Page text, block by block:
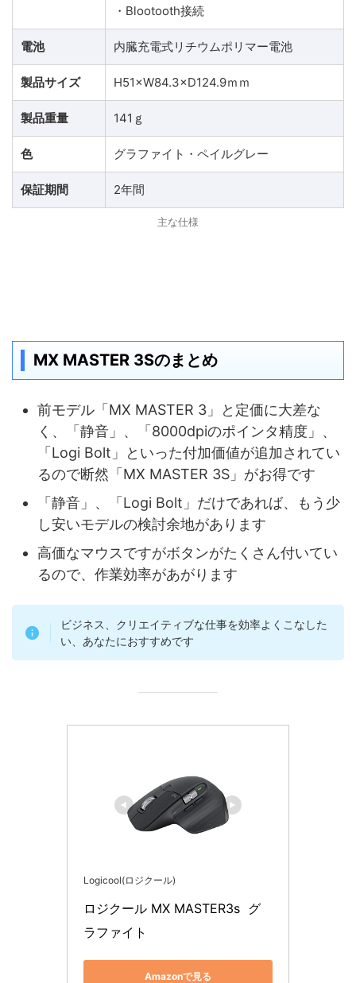
・Blootooth接続
電池 内臓充電式リチウムポリマー電池
製品サイズ H51×W84.3×D124.9ｍｍ
製品重量 141ｇ
色 グラファイト・ペイルグレー
保証期間 2年間
主な仕様
MX MASTER 3Sのまとめ
前モデル「MX MASTER 3」と定価に大差な
く、「静音」、「8000dpiのポインタ精度」、
「Logi Bolt」といった付加価値が追加されてい
るので断然「MX MASTER 3S」がお得です
「静音」、「Logi Bolt」だけであれば、もう少
し安いモデルの検討余地があります
高価なマウスですがボタンがたくさん付いてい
るので、作業効率があがります
ビジネス、クリエイティブな仕事を効率よくこなした
い、あなたにおすすめです
Logicool(ロジクール)
ロジクール MX MASTER3s  グ
ラファイト
Amazonで見る